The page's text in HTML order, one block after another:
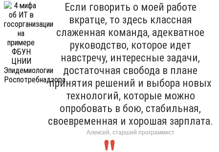
Если говорить о моей работе
вкратце, то здесь классная
слаженная команда, адекватное
руководство, которое идет
навстречу, интересные задачи,
достаточная свобода в плане
принятия решений и выбора новых
технологий, которые можно
опробовать в бою, стабильная,
своевременная и хорошая зарплата.
Алексей, старший программист